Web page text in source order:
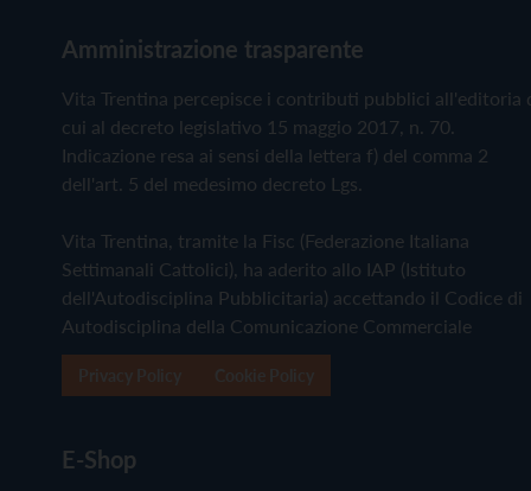
Amministrazione trasparente
Vita Trentina percepisce i contributi pubblici all'editoria
cui al decreto legislativo 15 maggio 2017, n. 70.
Indicazione resa ai sensi della lettera f) del comma 2
dell'art. 5 del medesimo decreto Lgs.
Vita Trentina, tramite la Fisc (Federazione Italiana
Settimanali Cattolici), ha aderito allo IAP (Istituto
dell'Autodisciplina Pubblicitaria) accettando il Codice di
Autodisciplina della Comunicazione Commerciale
E-Shop